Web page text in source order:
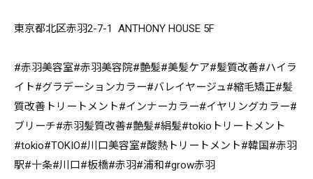
東京都北区赤羽2-7-1 ANTHONY HOUSE 5F
#赤羽美容室#赤羽美容院#艶髪#美髪ケア#髪質改善#ハイラ
イト#グラデーションカラー#バレイヤージュ#縮毛矯正#髪
質改善トリートメント#インナーカラー#イヤリングカラー#
ブリーチ#赤羽髪質改善#艶髪#絹髪#tokioトリートメント
#tokio#TOKIO#川口美容室#酸熱トリートメント#韓国#赤羽
駅#十条#川口#板橋#赤羽#浦和#grow赤羽